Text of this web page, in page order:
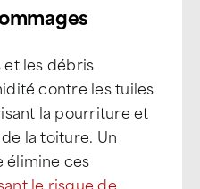
et les débris
contre les tuiles
la pourriture et
la toiture. Un
élimine ces
le risque de